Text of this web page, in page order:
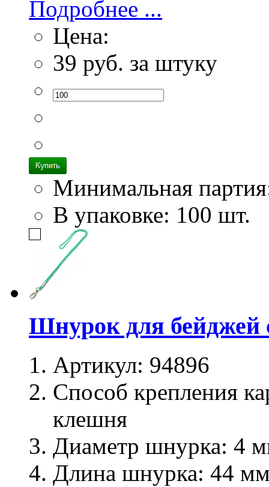
Подробнее ...
Цена:
39 руб. за штуку
Минимальная
В упаковке: 100 шт.
Шнурок для бейджей
Артикул: 94896
Способ крепления
клешня
Диаметр шнурка: 4
Длина шнурка: 44